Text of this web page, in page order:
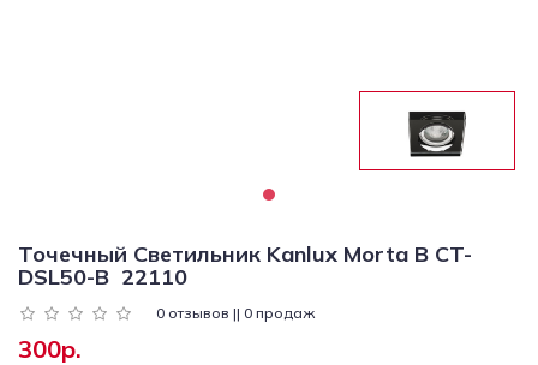
Электротовары
Точечный Светильник Kanlux Morta B CT-
DSL50-B 22110
0 отзывов || 0 продаж
300р.